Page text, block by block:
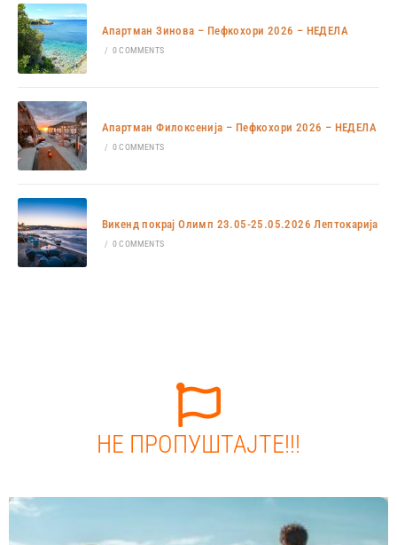
Апартман Зинова – Пефкохори 2026 – НЕДЕЛА
/ 0 COMMENTS
Апартман Филоксенија – Пефкохори 2026 – НЕДЕЛА
/ 0 COMMENTS
Викенд покрај Олимп 23.05-25.05.2026 Лептокарија
/ 0 COMMENTS
НЕ ПРОПУШТАЈТЕ!!!